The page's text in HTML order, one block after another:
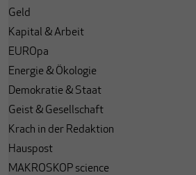
Geld
Kapital & Arbeit
EUROpa
Energie & Ökologie
Demokratie & Staat
Geist & Gesellschaft
Krach in der Redaktion
Hauspost
MAKROSKOP science